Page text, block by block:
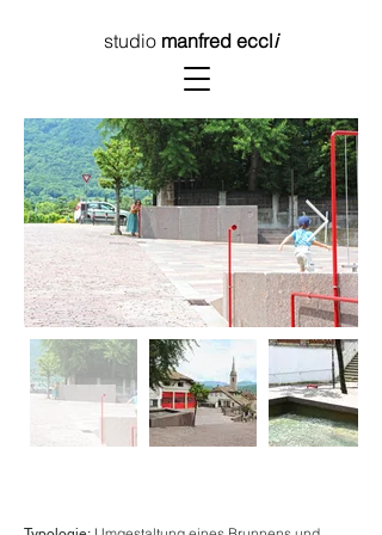
studio manfred eccli